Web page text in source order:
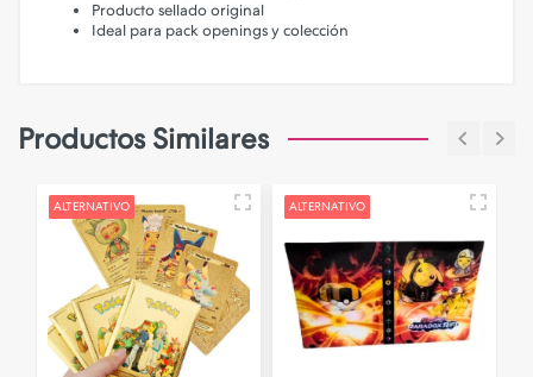
Producto sellado original
Ideal para pack openings y colección
Productos Similares
ALTERNATIVO ALTERNATIVO